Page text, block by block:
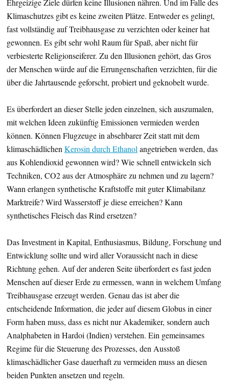
Ehrgeizige Ziele dürfen keine Illusionen nähren. Und im Falle des
Klimaschutzes gibt es keine zweiten Plätze. Entweder es gelingt,
fast vollständig auf Treibhausgase zu verzichten oder keiner hat
gewonnen. Es gibt sehr wohl Raum für Spaß, aber nicht für
verbiesterte Religionseiferer. Zu den Illusionen gehört, das Gros
der Menschen würde auf die Errungenschaften verzichten, für die
über die Jahrtausende geforscht, probiert und geknobelt wurde.
Es überfordert an dieser Stelle jeden einzelnen, sich auszumalen,
mit welchen Ideen zukünftig Emissionen vermieden werden
können. Können Flugzeuge in absehbarer Zeit statt mit dem
klimaschädlichen Kerosin durch Ethanol angetrieben werden, das
aus Kohlendioxid gewonnen wird? Wie schnell entwickeln sich
Techniken, CO2 aus der Atmosphäre zu nehmen und zu lagern?
Wann erlangen synthetische Kraftstoffe mit guter Klimabilanz
Marktreife? Wird Wasserstoff je diese erreichen? Kann
synthetisches Fleisch das Rind ersetzen?
Das Investment in Kapital, Enthusiasmus, Bildung, Forschung und
Entwicklung sollte und wird aller Voraussicht nach in diese
Richtung gehen. Auf der anderen Seite überfordert es fast jeden
Menschen auf dieser Erde zu ermessen, wann in welchem Umfang
Treibhausgase erzeugt werden. Genau das ist aber die
entscheidende Information, die jeder auf diesem Globus in einer
Form haben muss, dass es nicht nur Akademiker, sondern auch
Analphabeten in Hardoi (Indien) verstehen. Ein gemeinsames
Regime für die Steuerung des Prozesses, den Ausstoß
klimaschädlicher Gase dauerhaft zu vermeiden muss an diesen
beiden Punkten ansetzen und regeln.